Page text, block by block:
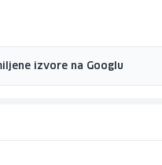
izvore na Googlu